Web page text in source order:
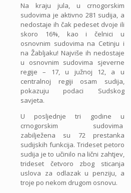
Na kraju jula, u crnogorskim
sudovima je aktivno 281 sudija, a
nedostaje ih čak pedeset dvoje ili
skoro 16%, kao i čelnici u
osnovnim sudovima na Cetinju i
na Žabljaku! Najviše ih nedostaje
u osnovnim sudovima sjeverne
regije – 17, u južnoj 12, a u
centralnoj regiji osam sudija,
pokazuju podaci Sudskog
savjeta.
U posljednje tri godine u
crnogorskim sudovima
zabilježena su 72 prestanka
sudijskih funkcija. Trideset petoro
sudija je to učinilo na lični zahtjev,
trideset četvoro zbog sticanja
uslova za odlazak u penziju, a
troje po nekom drugom osnovu.